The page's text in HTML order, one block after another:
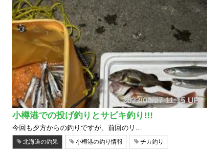
2023/06/27 11:15 UP!
小樽港での投げ釣りとサビキ釣り!!!
今回も夕方からの釣りですが、前回のリ…
北海道の釣果 小樽港の釣り情報 チカ釣り